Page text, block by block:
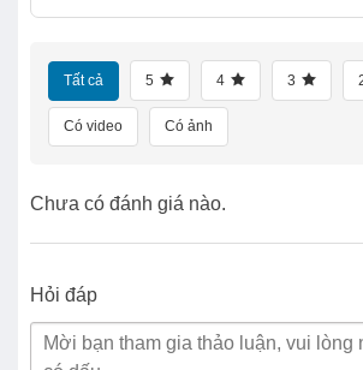
Tất cả 5 4 3
Có video Có ảnh
Chưa có đánh giá nào.
Hỏi đáp